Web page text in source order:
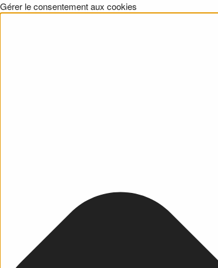
Gérer le consentement aux cookies